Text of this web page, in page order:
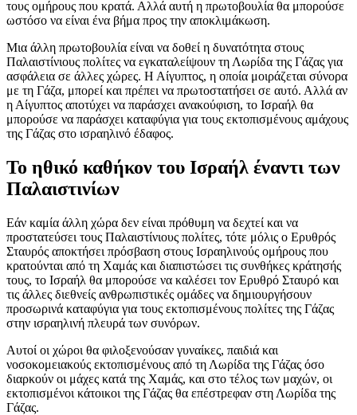
τους ομήρους που κρατά. Αλλά αυτή η πρωτοβουλία θα μπορούσε
ωστόσο να είναι ένα βήμα προς την αποκλιμάκωση.
Μια άλλη πρωτοβουλία είναι να δοθεί η δυνατότητα στους
Παλαιστίνιους πολίτες να εγκαταλείψουν τη Λωρίδα της Γάζας για
ασφάλεια σε άλλες χώρες. Η Αίγυπτος, η οποία μοιράζεται σύνορα
με τη Γάζα, μπορεί και πρέπει να πρωτοστατήσει σε αυτό. Αλλά αν
η Αίγυπτος αποτύχει να παράσχει ανακούφιση, το Ισραήλ θα
μπορούσε να παράσχει καταφύγια για τους εκτοπισμένους αμάχους
της Γάζας στο ισραηλινό έδαφος.
Το ηθικό καθήκον του Ισραήλ έναντι των
Παλαιστινίων
Εάν καμία άλλη χώρα δεν είναι πρόθυμη να δεχτεί και να
προστατεύσει τους Παλαιστίνιους πολίτες, τότε μόλις ο Ερυθρός
Σταυρός αποκτήσει πρόσβαση στους Ισραηλινούς ομήρους που
κρατούνται από τη Χαμάς και διαπιστώσει τις συνθήκες κράτησής
τους, το Ισραήλ θα μπορούσε να καλέσει τον Ερυθρό Σταυρό και
τις άλλες διεθνείς ανθρωπιστικές ομάδες να δημιουργήσουν
προσωρινά καταφύγια για τους εκτοπισμένους πολίτες της Γάζας
στην ισραηλινή πλευρά των συνόρων.
Αυτοί οι χώροι θα φιλοξενούσαν γυναίκες, παιδιά και
νοσοκομειακούς εκτοπισμένους από τη Λωρίδα της Γάζας όσο
διαρκούν οι μάχες κατά της Χαμάς, και στο τέλος των μαχών, οι
εκτοπισμένοι κάτοικοι της Γάζας θα επέστρεφαν στη Λωρίδα της
Γάζας.